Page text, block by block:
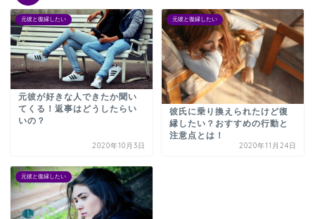
元彼と復縁したい
元彼が好きな人できたか聞い
てくる！返事はどうしたらい
いの？
2020年10月3日
元彼と復縁したい
彼氏に乗り換えられたけど復
縁したい？おすすめの行動と
注意点とは！
2020年11月24日
元彼と復縁したい